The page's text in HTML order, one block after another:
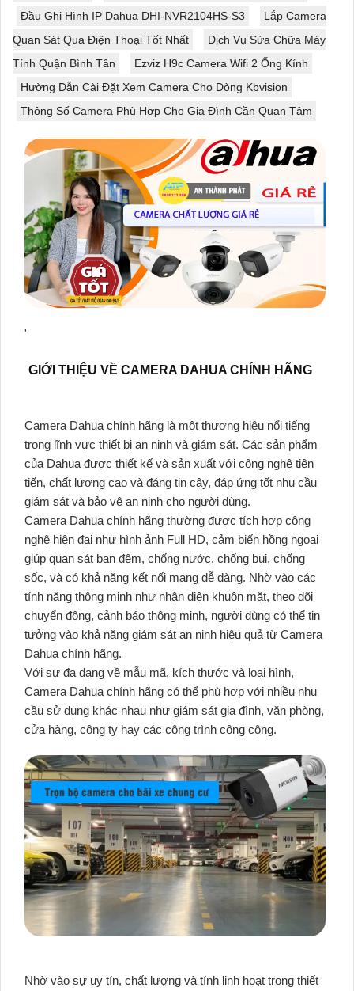
Đầu Ghi Hình IP Dahua DHI-NVR2104HS-S3
Lắp Camera
Quan Sát Qua Điện Thoại Tốt Nhất
Dịch Vụ Sửa Chữa Máy
Tính Quận Bình Tân
Ezviz H9c Camera Wifi 2 Ống Kính
Hường Dẫn Cài Đặt Xem Camera Cho Dòng Kbvision
Thông Số Camera Phù Hợp Cho Gia Đình Cần Quan Tâm
'
GIỚI THIỆU VỀ CAMERA DAHUA CHÍNH HÃNG
Camera Dahua chính hãng là một thương hiệu nổi tiếng
trong lĩnh vực thiết bị an ninh và giám sát. Các sản phẩm
của Dahua được thiết kế và sản xuất với công nghệ tiên
tiến, chất lượng cao và đáng tin cậy, đáp ứng tốt nhu cầu
giám sát và bảo vệ an ninh cho người dùng.
Camera Dahua chính hãng thường được tích hợp công
nghệ hiện đại như hình ảnh Full HD, cảm biến hồng ngoại
giúp quan sát ban đêm, chống nước, chống bụi, chống
sốc, và có khả năng kết nối mạng dễ dàng. Nhờ vào các
tính năng thông minh như nhận diện khuôn mặt, theo dõi
chuyển động, cảnh báo thông minh, người dùng có thể tin
tưởng vào khả năng giám sát an ninh hiệu quả từ Camera
Dahua chính hãng.
Với sự đa dạng về mẫu mã, kích thước và loại hình,
Camera Dahua chính hãng có thể phù hợp với nhiều nhu
cầu sử dụng khác nhau như giám sát gia đình, văn phòng,
cửa hàng, công ty hay các công trình công cộng.
Nhờ vào sự uy tín, chất lượng và tính linh hoạt trong thiết